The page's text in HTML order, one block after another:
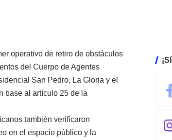
operativo de retiro de obstáculos
del Cuerpo de Agentes
San Pedro, La Gloria y el
base al artículo 25 de la
también verificaron
en el espacio público y la